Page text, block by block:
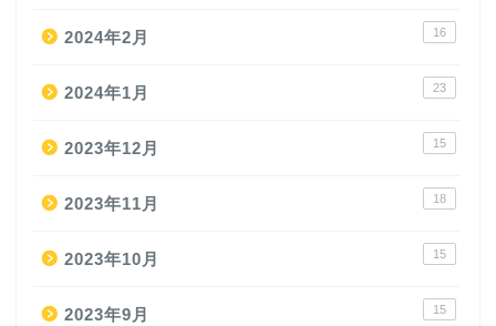
2024年2月 16
2024年1月 23
2023年12月 15
2023年11月 18
2023年10月 15
2023年9月 15